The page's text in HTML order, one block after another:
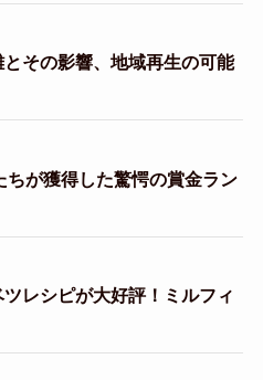
その影響、地域再生の可能
が獲得した驚愕の賞金ラン
レシピが大好評！ミルフィ